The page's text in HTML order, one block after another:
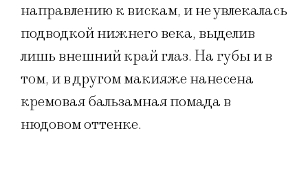
направлению к вискам, и не увлекалась
подводкой нижнего века, выделив
лишь внешний край глаз. На губы и в
том, и в другом макияже нанесена
кремовая бальзамная помада в
нюдовом оттенке.